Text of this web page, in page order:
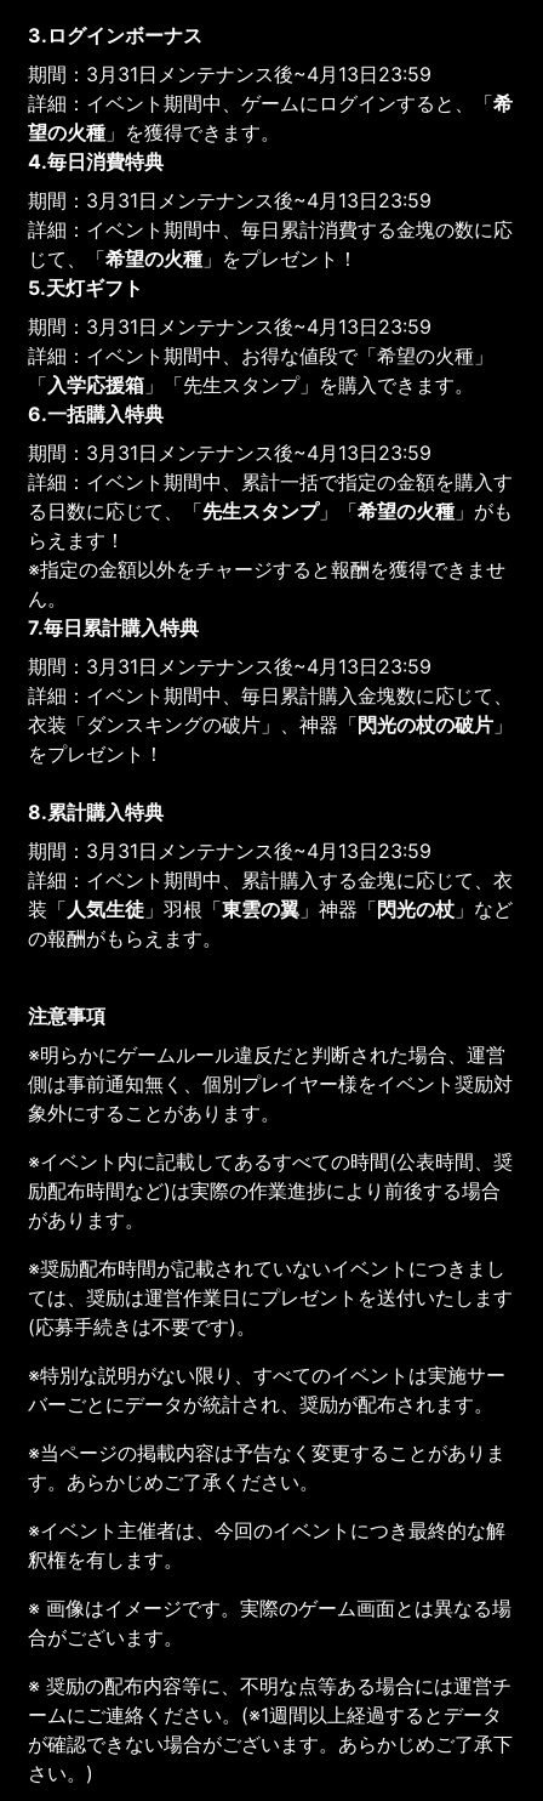
3.ログインボーナス
期間：3月31日メンテナンス後~4月13日23:59
詳細：イベント期間中、ゲームにログインすると、「希
望の火種 」を獲得できます。
4.毎日消費特典
期間：3月31日メンテナンス後~4月13日23:59
詳細：イベント期間中、毎日累計消費する金塊の数に応
じて、「希望の火種 」をプレゼント！
5.天灯ギフト
期間：3月31日メンテナンス後~4月13日23:59
詳細：イベント期間中、お得な値段で「希望の火種」
「 入学応援箱 」「先生スタンプ」を購入できます。
6.一括購入特典
期間：3月31日メンテナンス後~4月13日23:59
詳細：イベント期間中、累計一括で指定の金額を購入す
る日数に応じて、「先生スタンプ」「希望の火種 」がも
らえます！
※指定の金額以外をチャージすると報酬を獲得できませ
ん。
7.毎日累計購入特典
期間：3月31日メンテナンス後~4月13日23:59
詳細：イベント期間中、毎日累計購入金塊数に応じて、
衣装「ダンスキングの破片」、神器「閃光の杖の破片 」
をプレゼント！
8.累計購入特典
期間：3月31日メンテナンス後~4月13日23:59
詳細：イベント期間中、累計購入する金塊に応じて、衣
装「 人気生徒 」羽根「東雲の翼 」神器「閃光の杖 」など
の報酬がもらえます。
注意事項
※明らかにゲームルール違反だと判断された場合、運営
側は事前通知無く、個別プレイヤー様をイベント奨励対
象外にすることがあります。
※イベント内に記載してあるすべての時間(公表時間、奨
励配布時間など)は実際の作業進捗により前後する場合
があります。
※奨励配布時間が記載されていないイベントにつきまし
ては、奨励は運営作業日にプレゼントを送付いたします
(応募手続きは不要です)。
※特別な説明がない限り、すべてのイベントは実施サー
バーごとにデータが統計され、奨励が配布されます。
※当ページの掲載内容は予告なく変更することがありま
す。あらかじめご了承ください。
※イベント主催者は、今回のイベントにつき最終的な解
釈権を有します。
※ 画像はイメージです。実際のゲーム画面とは異なる場
合がございます。
※ 奨励の配布内容等に、不明な点等ある場合には運営チ
ームにご連絡ください。(※1週間以上経過するとデータ
が確認できない場合がございます。あらかじめご了承下
さい。)